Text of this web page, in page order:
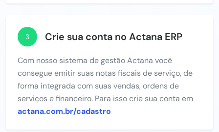
3 Crie sua conta no Actana ERP
Com nosso sistema de gestão Actana você
consegue emitir suas notas fiscais de serviço, de
forma integrada com suas vendas, ordens de
serviços e financeiro. Para isso crie sua conta em
actana.com.br/cadastro